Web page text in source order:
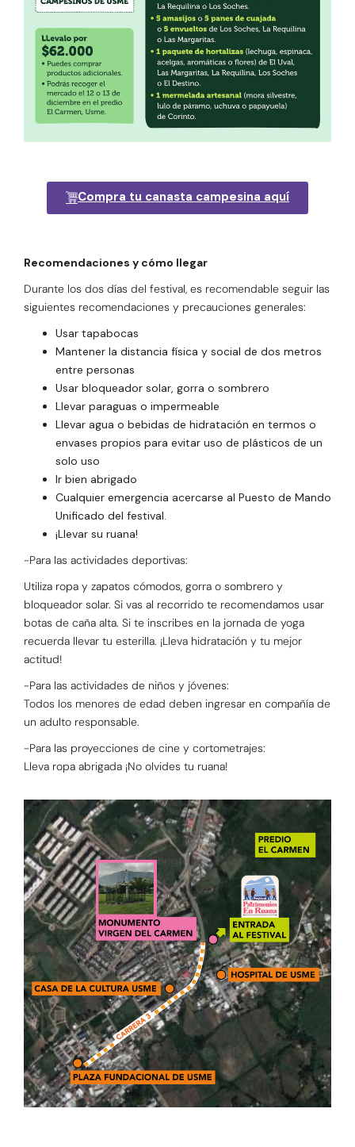
Compra tu canasta campesina aquí
Recomendaciones y cómo llegar
Durante los dos días del festival, es recomendable seguir las
siguientes recomendaciones y precauciones generales:
Usar tapabocas
Mantener la distancia física y social de dos metros
entre personas
Usar bloqueador solar, gorra o sombrero
Llevar paraguas o impermeable
Llevar agua o bebidas de hidratación en termos o
envases propios para evitar uso de plásticos de un
solo uso
Ir bien abrigado
Cualquier emergencia acercarse al Puesto de Mando
Unificado del festival.
¡Llevar su ruana!
-Para las actividades deportivas:
Utiliza ropa y zapatos cómodos, gorra o sombrero y
bloqueador solar. Si vas al recorrido te recomendamos usar
botas de caña alta. Si te inscribes en la jornada de yoga
recuerda llevar tu esterilla. ¡Lleva hidratación y tu mejor
actitud!
-Para las actividades de niños y jóvenes:
Todos los menores de edad deben ingresar en compañía de
un adulto responsable.
-Para las proyecciones de cine y cortometrajes:
Lleva ropa abrigada ¡No olvides tu ruana!